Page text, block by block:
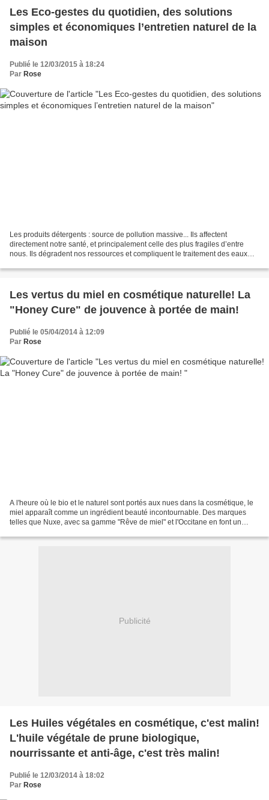
Les Eco-gestes du quotidien, des solutions
simples et économiques l’entretien naturel de la
maison
Publié le 12/03/2015 à 18:24
Par Rose
Les produits détergents : source de pollution massive... Ils affectent
directement notre santé, et principalement celle des plus fragiles d’entre
nous. Ils dégradent nos ressources et compliquent le traitement des eaux
Les vertus du miel en cosmétique naturelle! La
"Honey Cure" de jouvence à portée de main!
Publié le 05/04/2014 à 12:09
Par Rose
A l'heure où le bio et le naturel sont portés aux nues dans la cosmétique, le
miel apparaît comme un ingrédient beauté incontournable. Des marques
telles que Nuxe, avec sa gamme "Rêve de miel" et l'Occitane en font un
Publicité
Les Huiles végétales en cosmétique, c'est malin!
L'huile végétale de prune biologique,
nourrissante et anti-âge, c'est très malin!
Publié le 12/03/2014 à 18:02
Par Rose